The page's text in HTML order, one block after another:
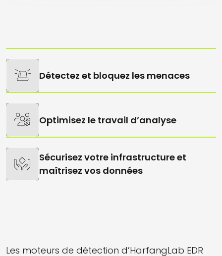
Détectez et bloquez les menaces
Optimisez le travail d’analyse
Sécurisez votre infrastructure et
maîtrisez vos données
Les moteurs de détection d’HarfangLab EDR